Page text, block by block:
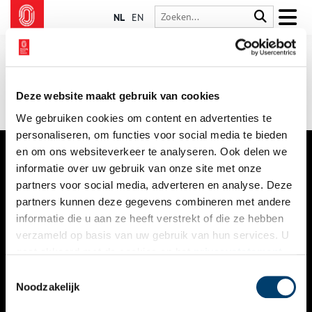
Deze website maakt gebruik van cookies
We gebruiken cookies om content en advertenties te
personaliseren, om functies voor social media te bieden
en om ons websiteverkeer te analyseren. Ook delen we
informatie over uw gebruik van onze site met onze
partners voor social media, adverteren en analyse. Deze
partners kunnen deze gegevens combineren met andere
informatie die u aan ze heeft verstrekt of die ze hebben
verzameld op basis van uw gebruik van hun services. U
Noodzakelijk
NL EN
VERHALEN
NIEUWS
KALENDER
ACTIVITEITEN